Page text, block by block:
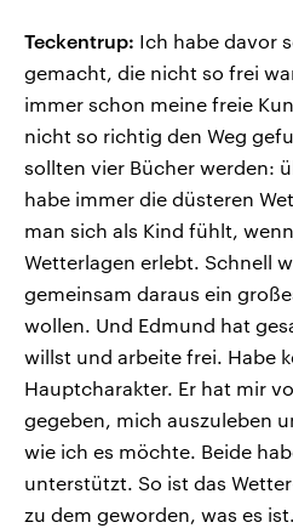
Teckentrup: Ich habe davor
gemacht, die nicht so frei
immer schon meine freie
nicht so richtig den Weg
sollten vier Bücher werden:
habe immer die düsteren
man sich als Kind fühlt,
Wetterlagen erlebt. Schnell
gemeinsam daraus ein
wollen. Und Edmund hat
willst und arbeite frei. Habe
Hauptcharakter. Er hat mir
gegeben, mich auszuleben
wie ich es möchte. Beide
unterstützt. So ist das
zu dem geworden, was es ist.